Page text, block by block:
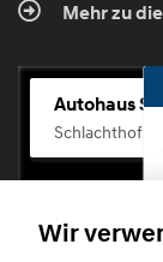
Mehr zu
Autohaus
Wir